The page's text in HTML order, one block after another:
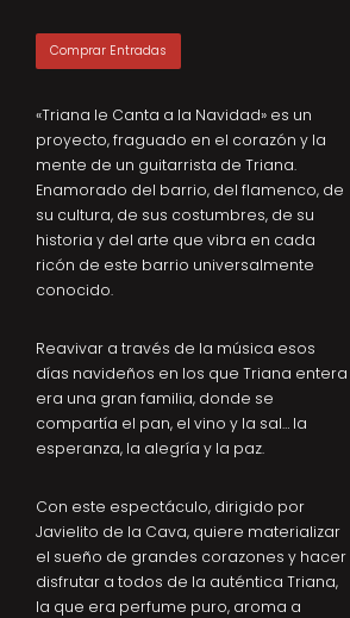
«Triana le Canta a la Navidad» es un
proyecto, fraguado en el corazón y la
mente de un guitarrista de Triana.
Enamorado del barrio, del flamenco, de
su cultura, de sus costumbres, de su
historia y del arte que vibra en cada
ricón de este barrio universalmente
conocido.
Reavivar a través de la música esos
días navideños en los que Triana entera
era una gran familia, donde se
compartía el pan, el vino y la sal… la
esperanza, la alegría y la paz.
Con este espectáculo, dirigido por
Javielito de la Cava, quiere materializar
el sueño de grandes corazones y hacer
disfrutar a todos de la auténtica Triana,
la que era perfume puro, aroma a
Comprar Entradas